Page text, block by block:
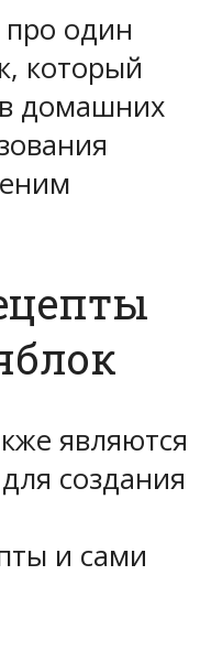
про один
который
домашних
являются
создания
и сами